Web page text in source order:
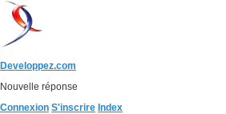
Developpez.com
Nouvelle réponse
Connexion S'inscrire Index